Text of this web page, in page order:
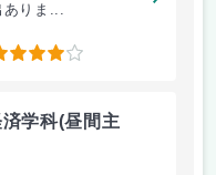
ありま...
学科(昼間主